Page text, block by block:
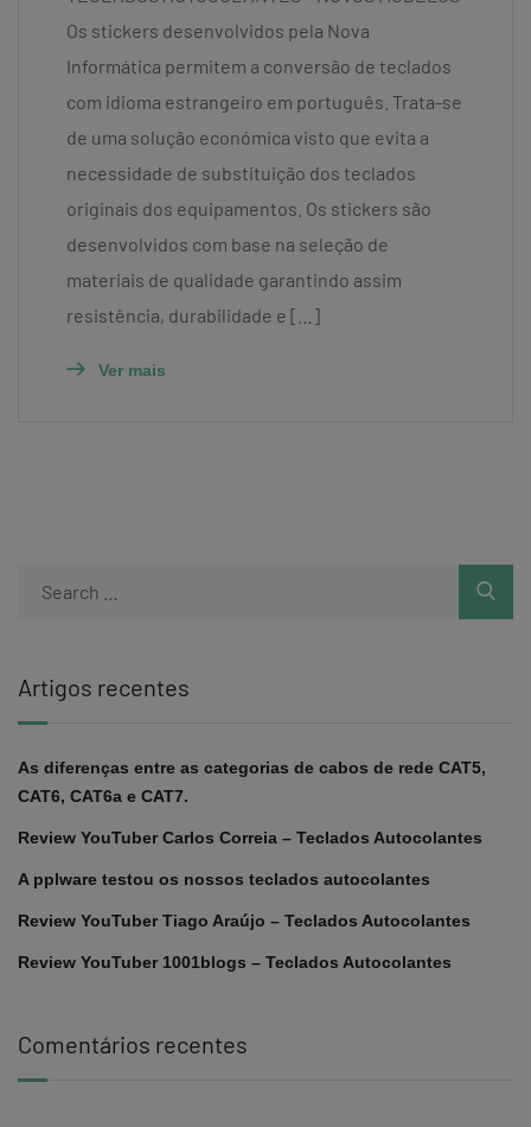
Os stickers desenvolvidos pela Nova
Informática permitem a conversão de teclados
com idioma estrangeiro em português. Trata-se
de uma solução económica visto que evita a
necessidade de substituição dos teclados
originais dos equipamentos. Os stickers são
desenvolvidos com base na seleção de
materiais de qualidade garantindo assim
resistência, durabilidade e […]
Ver mais
Artigos recentes
As diferenças entre as categorias de cabos de rede CAT5,
CAT6, CAT6a e CAT7.
Review YouTuber Carlos Correia – Teclados Autocolantes
A pplware testou os nossos teclados autocolantes
Review YouTuber Tiago Araújo – Teclados Autocolantes
Review YouTuber 1001blogs – Teclados Autocolantes
Comentários recentes